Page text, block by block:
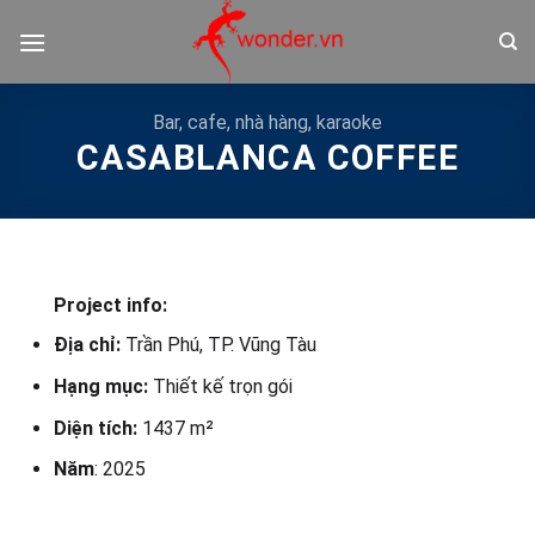
qua
Bar, cafe, nhà hàng, karaoke
CASABLANCA COFFEE
Project info:
Địa chỉ: Trần Phú, TP. Vũng Tàu
Hạng mục: Thiết kế trọn gói
Diện tích: 1437 m²
Năm: 2025